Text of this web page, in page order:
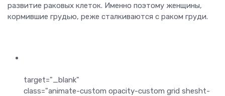
развитие раковых клеток. Именно поэтому женщины,
кормившие грудью, реже сталкиваются с раком груди.
target="_blank"
class="animate-custom opacity-custom grid shesht-